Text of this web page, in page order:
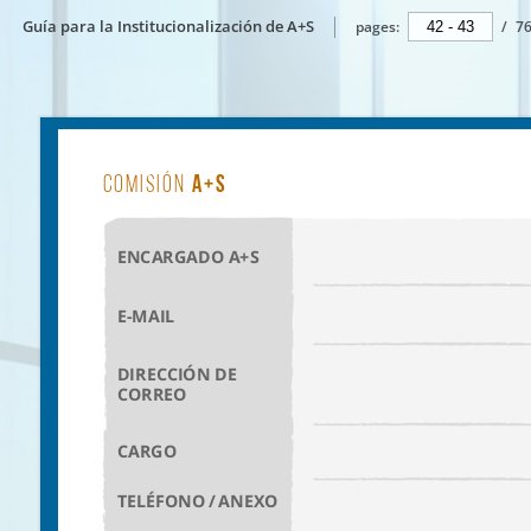
Guía para la Institucionalización de A+S pages: / 76